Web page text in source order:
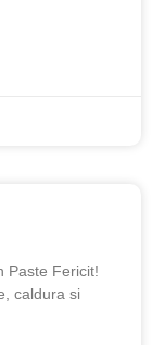
Paste Fericit!
caldura si